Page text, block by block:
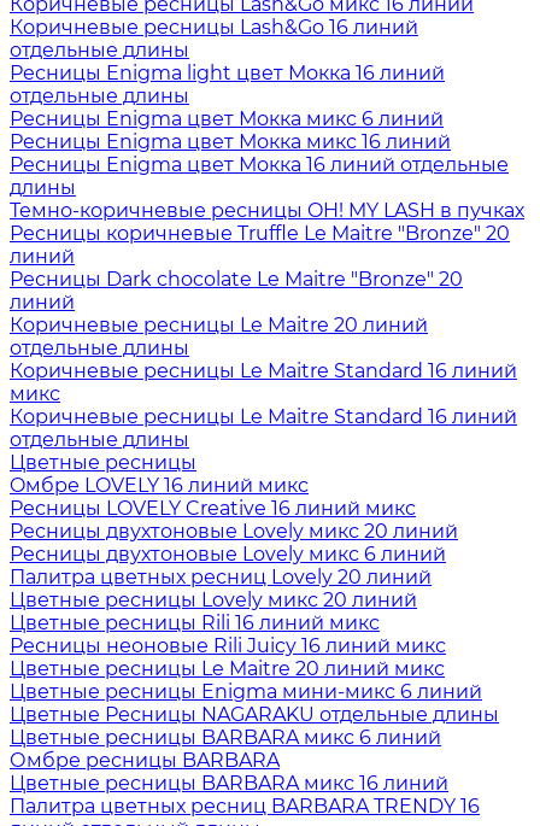
Коричневые ресницы Lash&Go 16 линий
отдельные длины
Ресницы Enigma light цвет Мокка 16 линий
отдельные длины
Ресницы Enigma цвет Мокка микс 6 линий
Ресницы Enigma цвет Мокка микс 16 линий
Ресницы Enigma цвет Мокка 16 линий отдельные
длины
Темно-коричневые ресницы OH! MY LASH в пучках
Ресницы коричневые Truffle Le Maitre "Bronze" 20
линий
Ресницы Dark chocolate Le Maitre "Bronze" 20
линий
Коричневые ресницы Le Maitre 20 линий
отдельные длины
Коричневые ресницы Le Maitre Standard 16 линий
микс
Коричневые ресницы Le Maitre Standard 16 линий
отдельные длины
Цветные ресницы
Oмбре LOVELY 16 линий микс
Ресницы LOVELY Creative 16 линий микс
Ресницы двухтоновые Lovely микс 20 линий
Ресницы двухтоновые Lovely микс 6 линий
Палитра цветных ресниц Lovely 20 линий
Цветные ресницы Lovely микс 20 линий
Цветные ресницы Rili 16 линий микс
Ресницы неоновые Rili Juicy 16 линий микс
Цветные ресницы Le Maitre 20 линий микс
Цветные ресницы Enigma мини-микс 6 линий
Цветные Ресницы NAGARAKU отдельные длины
Цветные ресницы BARBARA микс 6 линий
Омбре ресницы BARBARA
Цветные ресницы BARBARA микс 16 линий
Палитра цветных ресниц BARBARA TRENDY 16